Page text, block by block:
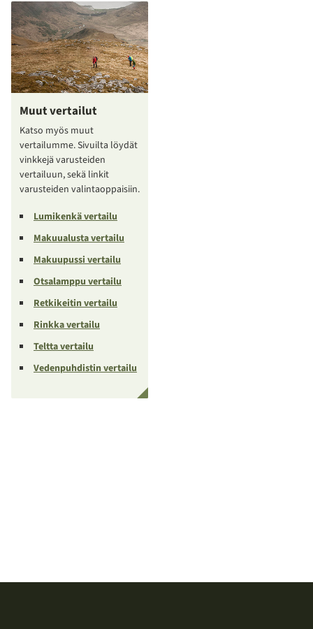
Muut vertailut
Katso myös muut
vertailumme. Sivuilta löydät
vinkkejä varusteiden
vertailuun, sekä linkit
varusteiden valintaoppaisiin.
Lumikenkä vertailu
Makuualusta vertailu
Makuupussi vertailu
Otsalamppu vertailu
Retkikeitin vertailu
Rinkka vertailu
Teltta vertailu
Vedenpuhdistin vertailu